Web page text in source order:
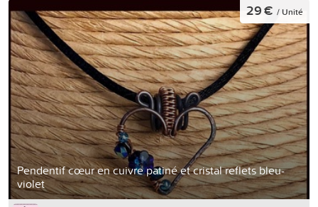
Pendentif cœur en cuivre patiné et cristal reflets bleu-
violet
29 € / Unité